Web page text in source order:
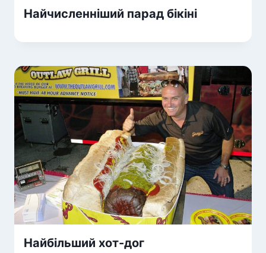
Найчисленніший парад бікіні
Найбільший хот-дог